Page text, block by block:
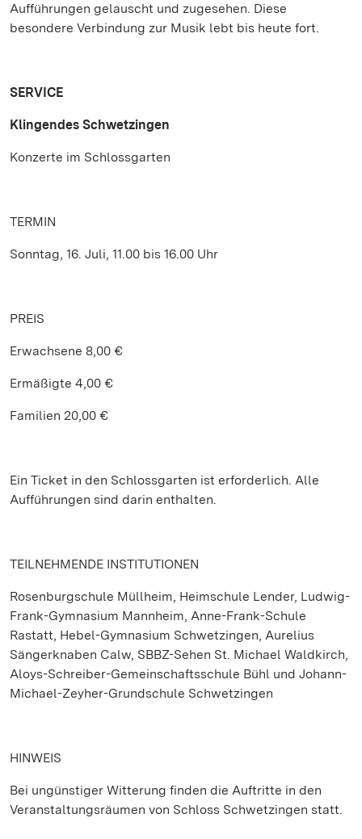
Aufführungen gelauscht und zugesehen. Diese
besondere Verbindung zur Musik lebt bis heute fort.
SERVICE
Klingendes Schwetzingen
Konzerte im Schlossgarten
TERMIN
Sonntag, 16. Juli, 11.00 bis 16.00 Uhr
PREIS
Erwachsene 8,00 €
Ermäßigte 4,00 €
Familien 20,00 €
Ein Ticket in den Schlossgarten ist erforderlich. Alle
Aufführungen sind darin enthalten.
TEILNEHMENDE INSTITUTIONEN
Rosenburgschule Müllheim, Heimschule Lender, Ludwig-
Frank-Gymnasium Mannheim, Anne-Frank-Schule
Rastatt, Hebel-Gymnasium Schwetzingen, Aurelius
Sängerknaben Calw, SBBZ-Sehen St. Michael Waldkirch,
Aloys-Schreiber-Gemeinschaftsschule Bühl und Johann-
Michael-Zeyher-Grundschule Schwetzingen
HINWEIS
Bei ungünstiger Witterung finden die Auftritte in den
Veranstaltungsräumen von Schloss Schwetzingen statt.